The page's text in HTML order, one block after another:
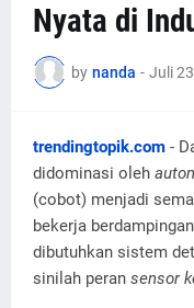
Nyata di
by nanda - Juli
trendingtopik.com -
didominasi oleh
(cobot) menjadi
bekerja
dibutuhkan sistem
sinilah peran sensor